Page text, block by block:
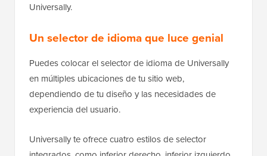
Universally.
Un selector de idioma que luce genial
Puedes colocar el selector de idioma de Universally
en múltiples ubicaciones de tu sitio web,
dependiendo de tu diseño y las necesidades de
experiencia del usuario.
Universally te ofrece cuatro estilos de selector